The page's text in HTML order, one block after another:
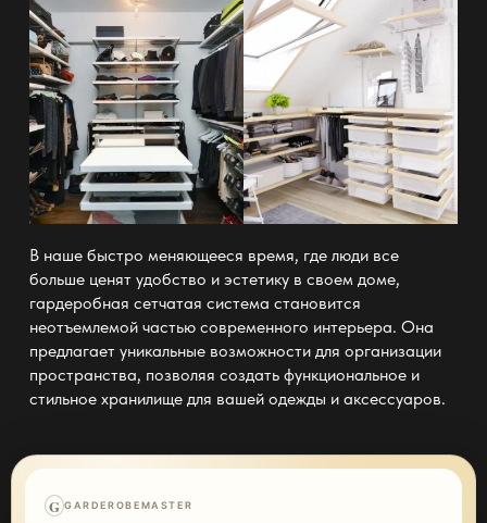
В наше быстро меняющееся время, где люди все
больше ценят удобство и эстетику в своем доме,
гардеробная сетчатая система становится
неотъемлемой частью современного интерьера. Она
предлагает уникальные возможности для организации
пространства, позволяя создать функциональное и
стильное хранилище для вашей одежды и аксессуаров.
G GARDEROBEMASTER